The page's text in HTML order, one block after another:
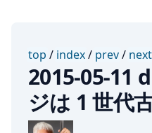
top / index/ prev/ next
2015-05-11
ジは 1 世代